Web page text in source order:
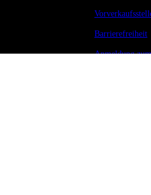
Barrierefreiheit
Anmeldung